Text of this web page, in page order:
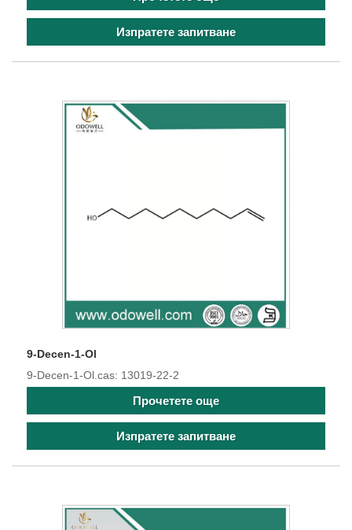
Изпратете запитване
9-Decen-1-Ol
9-Decen-1-Ol.cas: 13019-22-2
Прочетете още
Изпратете запитване